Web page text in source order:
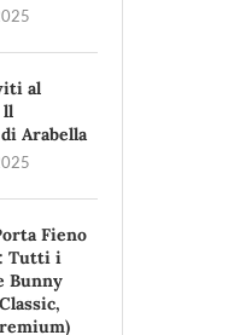
al
ll
Arabella
Fieno
Tutti i
Bunny